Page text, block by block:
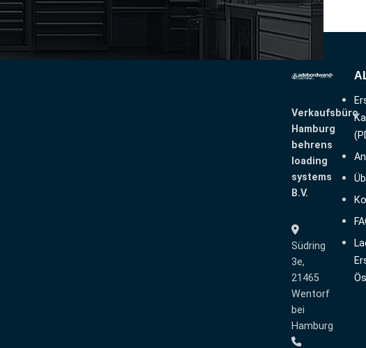
Verkaufsbüro
Hamburg
behrens
loading
systems
B.V.
Südring
3e,
21465
Wentorf
bei
Hamburg